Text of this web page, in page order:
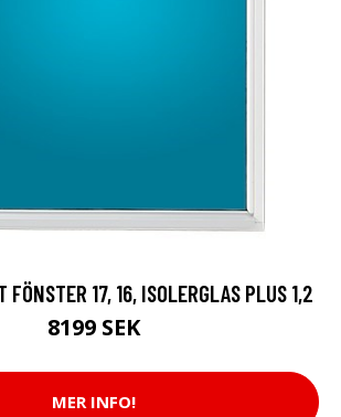
FÖNSTER 17, 16, ISOLERGLAS PLUS 1,2
8199 SEK
MER INFO!